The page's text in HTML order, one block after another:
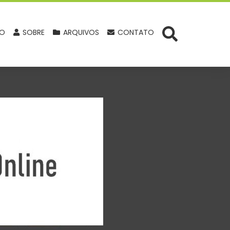
SOBRE ARQUIVOS CONTATO